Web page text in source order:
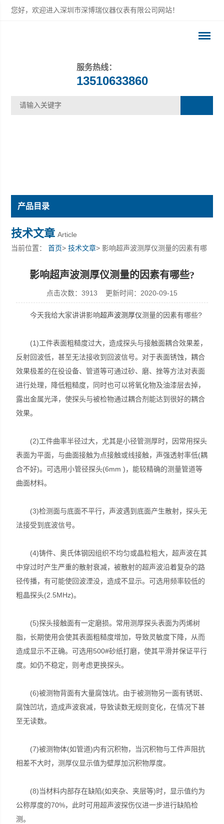
您好，欢迎进入深圳市深博瑞仪器仪表有限公司网站！
深圳市深博瑞仪器仪表有限公司
服务热线：
13510633860
产品目录
技术文章 Article
当前位置：首页>技术文章> 影响超声波测厚仪测量的因素有哪
影响超声波测厚仪测量的因素有哪些?
点击次数：3913 更新时间：2020-09-15
今天我给大家讲讲影响超声波测厚仪测量的因素有哪些?
(1)工件表面粗糙度过大，造成探头与接触面耦合效果差，
反射回波低，甚至无法接收到回波信号。对于表面锈蚀，耦合
效果极差的在役设备、管道等可通过砂、磨、挫等方法对表面
进行处理，降低粗糙度，同时也可以将氧化物及油漆层去掉，
露出金属光泽，使探头与被检物通过耦合剂能达到很好的耦合
效果。
(2)工件曲率半径过大，尤其是小径管测厚时，因常用探头
表面为平面，与曲面接触为点接触或线接触，声强透射率低(耦
合不好)。可选用小管径探头(6mm )，能较精确的测量管道等
曲面材料。
(3)检测面与底面不平行，声波遇到底面产生散射，探头无
法接受到底波信号。
(4)铸件、奥氏体钢因组织不均匀或晶粒粗大，超声波在其
中穿过时产生严重的散射衰减，被散射的超声波沿着复杂的路
径传播，有可能使回波湮没，造成不显示。可选用频率较低的
粗晶探头(2.5MHz)。
(5)探头接触面有一定磨损。常用测厚探头表面为丙烯树
脂，长期使用会使其表面粗糙度增加，导致灵敏度下降，从而
造成显示不正确。可选用500#砂纸打磨，使其平滑并保证平行
度。如仍不稳定，则考虑更换探头。
(6)被测物背面有大量腐蚀坑。由于被测物另一面有锈斑、
腐蚀凹坑，造成声波衰减，导致读数无规则变化，在情况下甚
至无读数。
(7)被测物体(如管道)内有沉积物，当沉积物与工件声阻抗
相差不大时，测厚仪显示值为壁厚加沉积物厚度。
(8)当材料内部存在缺陷(如夹杂、夹层等)时，显示值约为
公称厚度的70%，此时可用超声波探伤仪进一步进行缺陷检
测。